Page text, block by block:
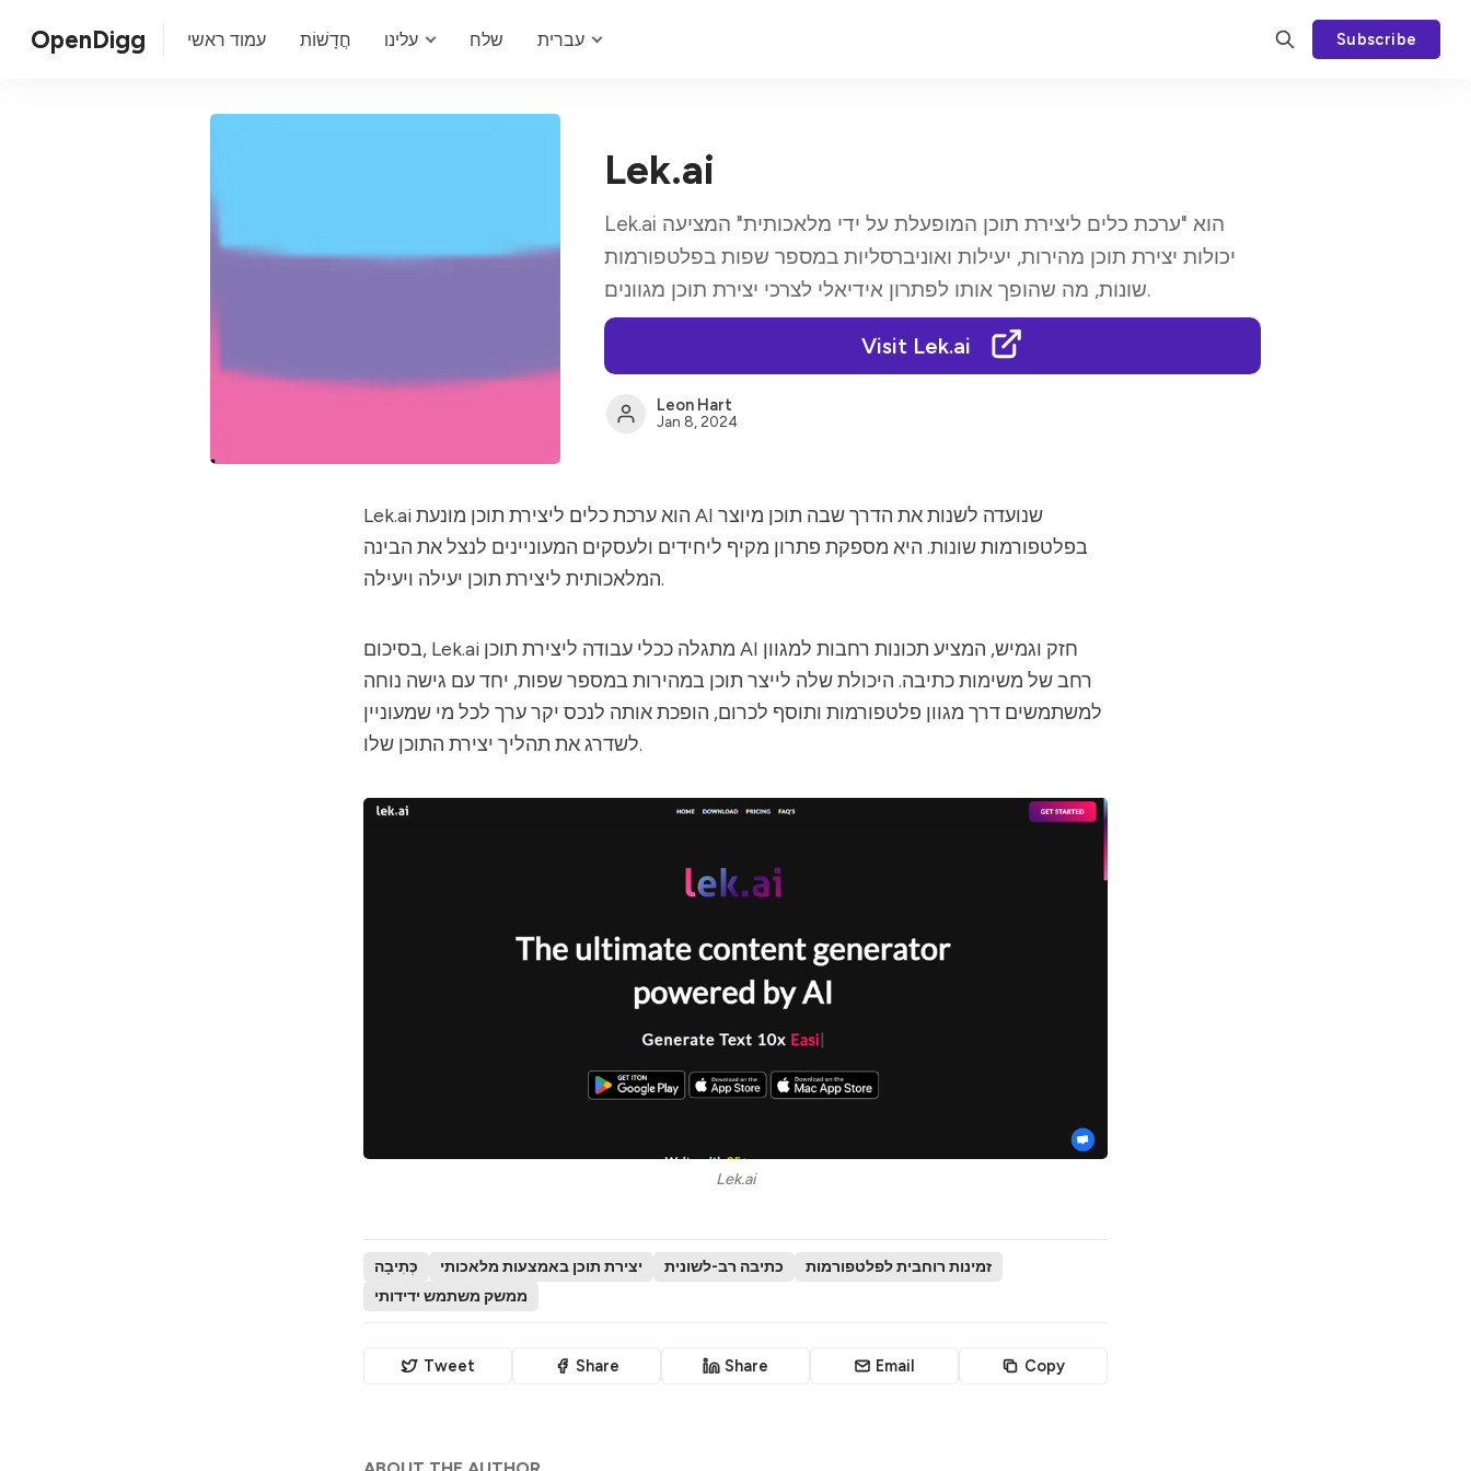
OpenDigg עמוד ראשי חֲדָשׁוֹת עלינו שלח עברית Subscribe
Lek.ai
Lek.ai הוא "ערכת כלים ליצירת תוכן המופעלת על ידי מלאכותית" המציעה
יכולות יצירת תוכן מהירות, יעילות ואוניברסליות במספר שפות בפלטפורמות
שונות, מה שהופך אותו לפתרון אידיאלי לצרכי יצירת תוכן מגוונים.
Visit Lek.ai
Leon Hart
Jan 8, 2024
Lek.ai
בפלטפורמות שונות. היא מספקת פתרון מקיף ליחידים ולעסקים המעוניינים לנצל את הבינה
המלאכותית ליצירת תוכן יעילה ויעילה.
בסיכום, Lek.ai
רחב של משימות כתיבה. היכולת שלה לייצר תוכן במהירות במספר שפות, יחד עם גישה נוחה
למשתמשים דרך מגוון פלטפורמות ותוסף לכרום, הופכת אותה לנכס יקר ערך לכל מי שמעוניין
לשדרג את תהליך יצירת התוכן שלו.
Lek.ai
כְּתִיבָה יצירת תוכן באמצעות מלאכותי כתיבה רב-לשונית
זמינות רוחבית לפלטפורמות
ממשק משתמש ידידותי
Tweet Share Share Email Copy